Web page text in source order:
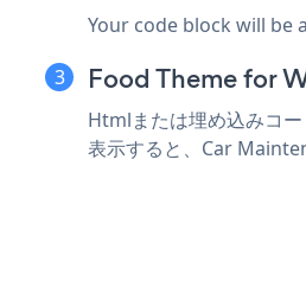
Your code block will be
Food Theme for
Htmlまたは埋め込みコ
表示すると、Car